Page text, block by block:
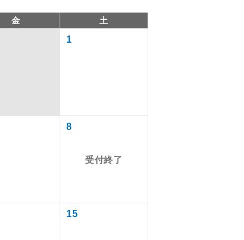
金 土
1
8
受付終了
15
員が